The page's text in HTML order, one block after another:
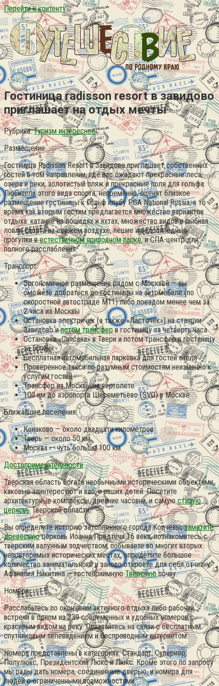
Перейти к контенту
Гостиница radisson resort в завидово
приглашает на отдых мечты
Рубрика: Туризм интересное
Размещение
Гостиница Radisson Resort в Завидово приглашает собственных
гостей в том направлении, где вас ожидают прекрасные леса,
озера и реки, золотистый пляж и прекрасные поля для гольфа.
Любители этого вида спорта, непременно, оценят близкое
размещение гостиницы к Гольф клубу PGA National Russia, в то
время как вторым гостям предлагается множество вариантов
отдыха: катание на лошадях и яхтах, множество видов и рыбная
ловля спорта на свежем воздухе, пешие и велосипедные
прогулки вестественном природном парке, и СПА-центр для
полного расслабления.
Транспорт:
Эргономичное размещение рядом с Москвой — вы
сможете добраться до гостиницы на автомобиле (по
скоростной автостраде M11) либо поездом менее чем за
2 часа из Москвы
Остановка электричек (а также «Ласточек») на станции
Завидово ипотом трансферв гостиницу за четверть часа
Остановка «Сапсана» в Твери и потом трансфер в гостиницу
за 50 мин.
Бесплатная автомобильная парковка для гостей отеля
Проверенное такси по разумным стоимостям неизменно к
услугам гостей
Трансфер из Москвы на вертолете
100 км до аэропорта Шереметьево (SVO) в Москве
Ближайшие поселения:
Конаково — около двадцати километров
Тверь — около 50 км
Москва — чуть больше 100 км
Достопримечательности
Тверская область богата необычными историческими объектами,
каковые заинтересуют и вас, и ваших детей. Посетите
архитектурные комплексы, древние часовни, и самуюстарую
церковьТверской области.
Вы определите историю затопленного города Корчевы,заметите
древеснуюцерковь Иоанна Предтечи 16 века, познакомитесь с
тверским валунным зодчеством, побываете во многих вторых
неповторимых исторических местах, определите большое
количество занимательного и заново откроете для себя отчизну
Афанасия Никитина — гостеприимнуюТверскуюпочву.
Номера
Расслабьтесь по окончании активного отдыха либо рабочий
встречи в одном из 239 современных и удобных номеров с
красивым видом на реку. Оставайтесь на связи с бесплатным
спутниковым телевидением и беспроводным интернетом.
Номера представлены в категориях: Стандарт, Супериор,
Полулюкс, Президентский Люкс и Люкс. Кроме этого по запросу
мы рады дать номера, соединенные дверью, и номера для
людей с ограниченными возможностями.